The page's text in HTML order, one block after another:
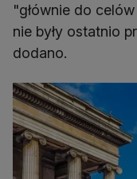
"głównie do
nie były ostatnio
dodano.